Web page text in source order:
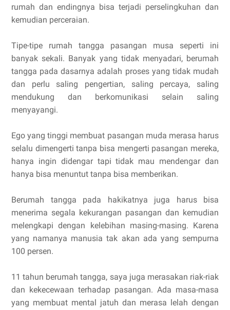
rumah dan endingnya bisa terjadi perselingkuhan dan
kemudian perceraian.
Tipe-tipe rumah tangga pasangan musa seperti ini
banyak sekali. Banyak yang tidak menyadari, berumah
tangga pada dasarnya adalah proses yang tidak mudah
dan perlu saling pengertian, saling percaya, saling
mendukung dan berkomunikasi selain saling
menyayangi.
Ego yang tinggi membuat pasangan muda merasa harus
selalu dimengerti tanpa bisa mengerti pasangan mereka,
hanya ingin didengar tapi tidak mau mendengar dan
hanya bisa menuntut tanpa bisa memberikan.
Berumah tangga pada hakikatnya juga harus bisa
menerima segala kekurangan pasangan dan kemudian
melengkapi dengan kelebihan masing-masing. Karena
yang namanya manusia tak akan ada yang sempurna
100 persen.
11 tahun berumah tangga, saya juga merasakan riak-riak
dan kekecewaan terhadap pasangan. Ada masa-masa
yang membuat mental jatuh dan merasa lelah dengan